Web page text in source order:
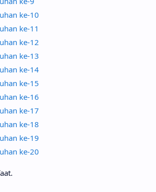
ke-10
ke-11
ke-12
ke-13
ke-14
ke-15
ke-16
ke-17
ke-18
ke-19
ke-20